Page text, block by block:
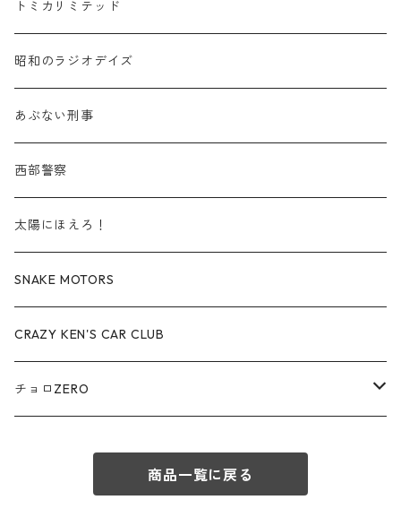
スズキ / SUZUKI
三菱 / MITSUBISHI
シボレー / Chevrolet
ビー・エム・ダブリュー / BMW
レクサス / LEXUS
アウディ / Audi
ロータス / LOTUS
三菱ふそう/ MITSUBISHI FUSO
赤箱 - 絶版（廃盤）トミカ No.60-69
赤箱 - 絶版（廃盤）トミカ No.70-79
赤箱 - 絶版（廃盤）トミカ No.110-119
商用車・公用車
TLV - No. LV-60-69
TLV - No. LV-70-79
TLV - No. LV-110-119
TLVN - No. LV-00-219
TLVN - No. LV-00-09
TLVN - No. LV-10-19
TLVN - No. LV-60-69
TLVN - No. LV-70-79
TLVN - 車種別
乗用車
商用車・公用車
トミカリミテッド
昭和のラジオデイズ
あぶない刑事
西部警察
太陽にほえろ！
SNAKE MOTORS
CRAZY KEN'S CAR CLUB
チョロZERO
チョロQZERO - No. Z-00-09
あぶない刑事
商品一覧に戻る